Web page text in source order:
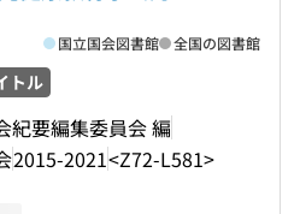
トル
紀要編集委員会 編
2015-2021<Z72-L581>
国立国会図書館 全国の図書館